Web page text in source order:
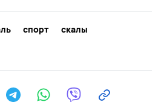
спорт
скалы